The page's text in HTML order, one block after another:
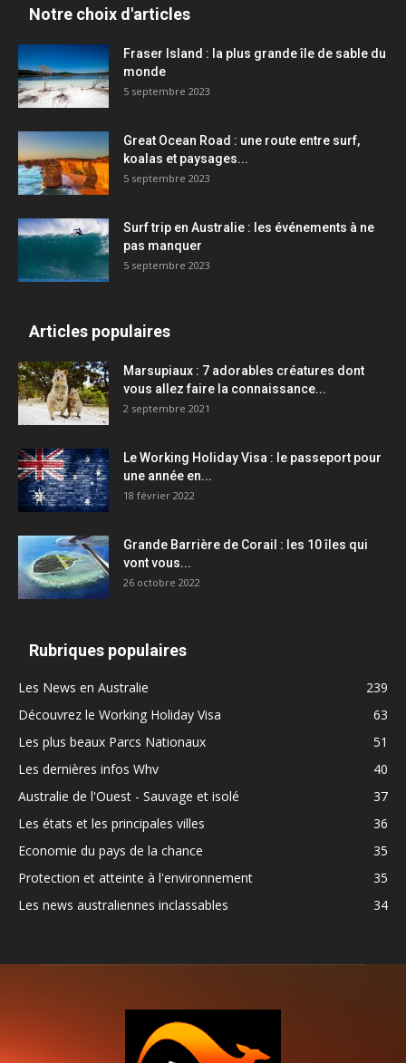
Notre choix d'articles
Fraser Island : la plus grande île de sable du
monde
5 septembre 2023
Great Ocean Road : une route entre surf,
koalas et paysages...
5 septembre 2023
Surf trip en Australie : les événements à ne
pas manquer
5 septembre 2023
Articles populaires
Marsupiaux : 7 adorables créatures dont
vous allez faire la connaissance...
2 septembre 2021
Le Working Holiday Visa : le passeport pour
une année en...
18 février 2022
Grande Barrière de Corail : les 10 îles qui
vont vous...
26 octobre 2022
Rubriques populaires
Les News en Australie
239
Découvrez le Working Holiday Visa
63
Les plus beaux Parcs Nationaux
51
Les dernières infos Whv
40
Australie de l'Ouest - Sauvage et isolé
37
Les états et les principales villes
36
Economie du pays de la chance
35
Protection et atteinte à l'environnement
35
Les news australiennes inclassables
34